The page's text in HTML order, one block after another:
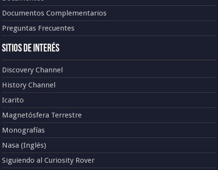
Documentos Complementarios
Preguntas Frecuentes
Sitios de Interés
Discovery Channel
History Channel
Icarito
Magnetósfera Terrestre
Monografías
Nasa (Inglés)
Siguiendo al Curiosity Rover